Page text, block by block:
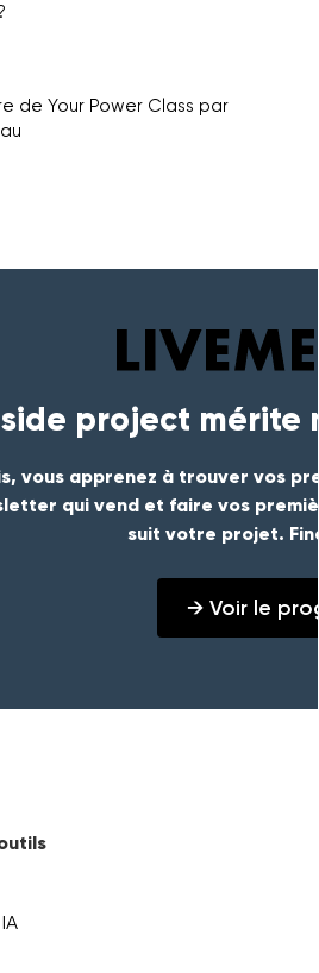
de Your Power Class par
project mérite
vous apprenez à trouver vos
qui vend et faire vos
suit votre projet.
→ Voir le